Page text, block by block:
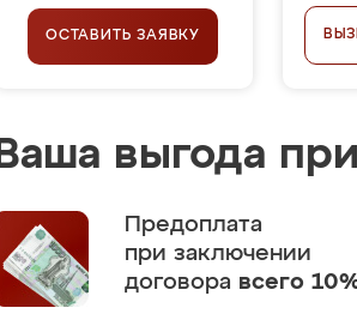
ОСТАВИТЬ ЗАЯВКУ
Ваша выгода
Предоплата
при заключении
договора всего